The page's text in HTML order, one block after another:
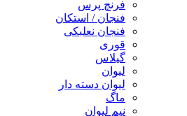
فرنچ پرس
فنجان / استکان
فنجان نعلبکی
قوری
گیلاس
لیوان
لیوان دسته دار
ماگ
نیم لیوان